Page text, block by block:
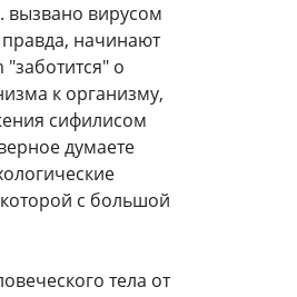
вызвано вирусом
начинают
о
к организму,
сифилисом
думаете
с большой
тела от